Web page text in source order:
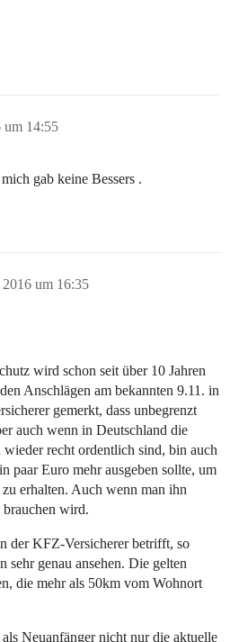
um 14:55
gab keine Bessers .
2016 um 16:35
wird schon seit über 10 Jahren
Anschlägen am bekannten 9.11. in
gemerkt, dass unbegrenzt
auch wenn in Deutschland die
wieder recht ordentlich sind, bin auch
paar Euro mehr ausgeben sollte, um
erhalten. Auch wenn man ihn
wird.
der KFZ-Versicherer betrifft, so
sehr genau ansehen. Die gelten
die mehr als 50km vom Wohnort
Neuanfänger nicht nur die aktuelle